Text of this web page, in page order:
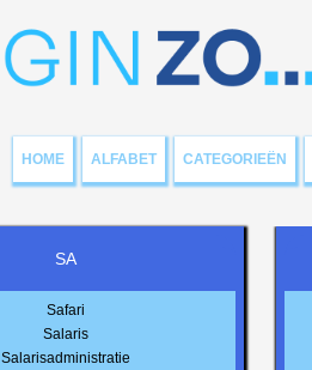
HOME ALFABET CATEGORIEËN
SA
Safari
Salaris
Salarisadministratie